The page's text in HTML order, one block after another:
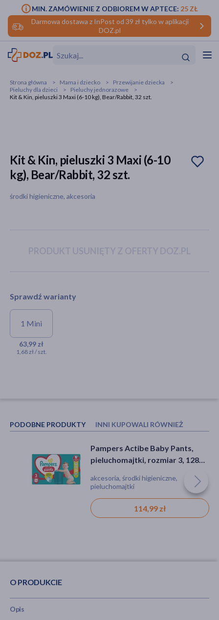
Darmowa dostawa z InPost od 39 zł tylko w aplikacji
DOZ.pl
MIN. ZAMÓWIENIE Z ODBIOREM W APTECE: 25 ZŁ
Strona główna Mama i dziecko
Przewijanie dziecka
Pieluchy dla dzieci
Pieluchy jednorazowe
Kit & Kin, pieluszki 3 Maxi (6-10 kg), Bear/Rabbit, 32 szt.
Kit & Kin, pieluszki 3 Maxi (6-10
kg), Bear/Rabbit, 32 szt.
środki higieniczne, akcesoria
PRODUKT USUNIĘTY Z OFERTY DOZ.PL
Sprawdź warianty
1 Mini
63,99 zł
1,68 zł / szt.
PODOBNE PRODUKTY INNI KUPOWALI RÓWNIEŻ
Pampers Actibe Baby Pants,
pieluchomajtki, rozmiar 3, 128
akcesoria, środki higieniczne,
pieluchomajtki
114,99 zł
Kindii Pure Water 99%,
nawilżane chusteczki, 60 szt.
chusteczki, pielęgnacja, dziecko
6,99 zł
O PRODUKCIE
Opis